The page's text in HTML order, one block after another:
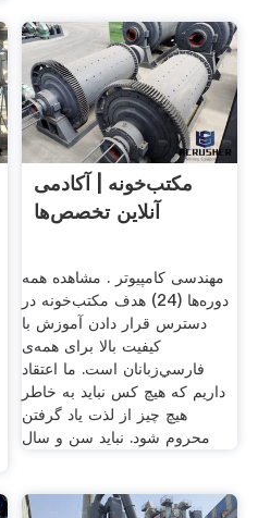
مکتب‌خونه | آکادمی
آنلاین تخصص‌ها
مهندسی کامپیوتر . مشاهده همه
دوره‌ها (24) هدف مکتب‌خونه در
دسترس قرار دادن آموزش با
کیفیت بالا برای همه‌ی
فارسي‌زبانان است. ما اعتقاد
داریم که هیچ کس نباید به خاطر
هیچ چیز از لذت یاد گرفتن
محروم شود. نباید سن و سال